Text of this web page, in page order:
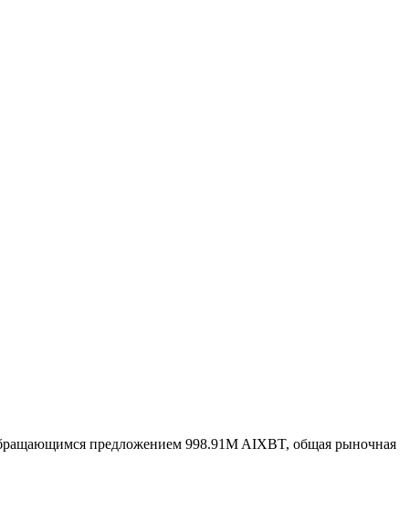
предложением 998.91M AIXBT, общая рыночная